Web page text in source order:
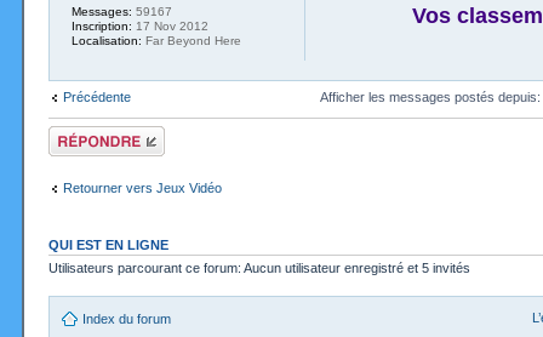
Vos
Messages: 59167
Inscription: 17 Nov 2012
Localisation: Far Beyond Here
Précédente Afficher les messages postés depuis:
Répondre
Retourner vers Jeux Vidéo
QUI EST EN LIGNE
Utilisateurs parcourant ce forum: Aucun utilisateur enregistré et 5 invités
Index du forum